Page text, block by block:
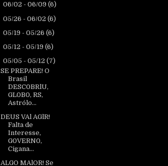
06/02 - 06/09 (6)
05/26 - 06/02 (6)
05/19 - 05/26 (6)
05/12 - 05/19 (6)
05/05 - 05/12 (7)
SE PREPARE! O
Brasil
DESC0BRlU,
GL0B0, RS,
Astrólo...
DEUS VAl AGlR!
Falta de
Interesse,
G0VERN0,
Cigana...
ALGO MAlOR! Se